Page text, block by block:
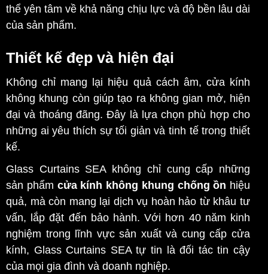
thể yên tâm về khả năng chịu lực và độ bền lâu dài
của sản phẩm.
Thiết kế đẹp và hiện đại
Không chỉ mang lại hiệu quả cách âm, cửa kính
không khung còn giúp tạo ra không gian mở, hiện
đại và thoáng đãng. Đây là lựa chọn phù hợp cho
những ai yêu thích sự tối giản và tinh tế trong thiết
kế.
Glass Curtains SEA không chỉ cung cấp những
sản phẩm cửa kính không khung chống ồn hiệu
quả, mà còn mang lại dịch vụ hoàn hảo từ khâu tư
vấn, lắp đặt đến bảo hành. Với hơn 40 năm kinh
nghiệm trong lĩnh vực sản xuất và cung cấp cửa
kính, Glass Curtains SEA tự tin là đối tác tin cậy
của mọi gia đình và doanh nghiệp.